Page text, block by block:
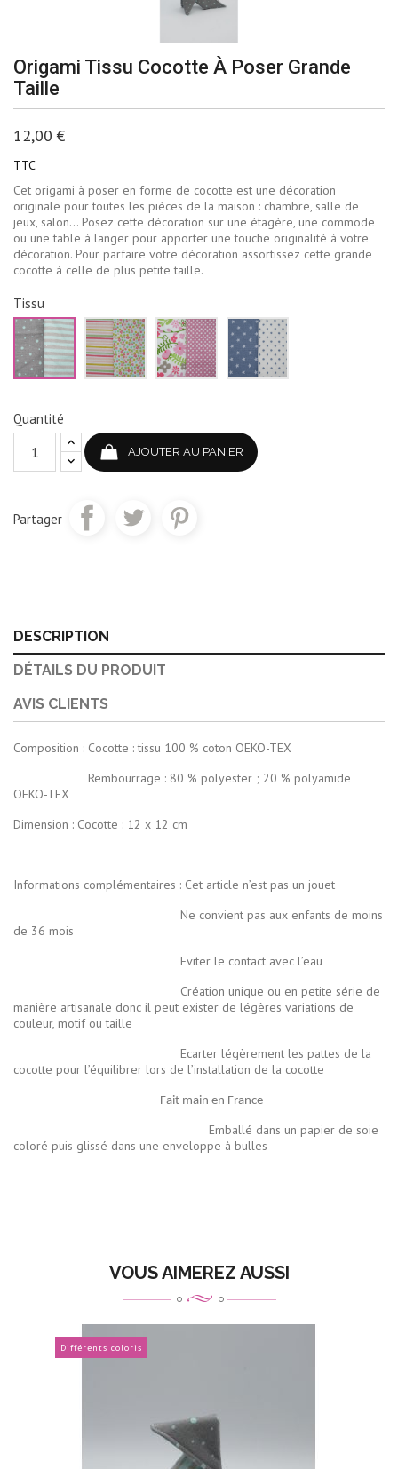
Origami Tissu Cocotte À Poser Grande
Taille
12,00 €
TTC
Cet origami à poser en forme de cocotte est une décoration
originale pour toutes les pièces de la maison : chambre, salle de
jeux, salon… Posez cette décoration sur une étagère, une commode
ou une table à langer pour apporter une touche originalité à votre
décoration. Pour parfaire votre décoration assortissez cette grande
cocotte à celle de plus petite taille.
Tissu
Vert
d'eau
et
gris
Rose
jaune
et
vert
Rose
et
vert
Bleu
jean
et
blanc
Quantité
AJOUTER AU PANIER
Partager
DESCRIPTION
DÉTAILS DU PRODUIT
AVIS CLIENTS
Composition : Cocotte : tissu 100 % coton OEKO-TEX
Rembourrage : 80 % polyester ; 20 % polyamide
OEKO-TEX
Dimension : Cocotte : 12 x 12 cm
Informations complémentaires : Cet article n’est pas un jouet
Ne convient pas aux enfants de moins
de 36 mois
Eviter le contact avec l’eau
Création unique ou en petite série de
manière artisanale donc il peut exister de légères variations de
couleur, motif ou taille
Ecarter légèrement les pattes de la
cocotte pour l’équilibrer lors de l’installation de la cocotte
Fait main en France
Emballé dans un papier de soie
coloré puis glissé dans une enveloppe à bulles
VOUS AIMEREZ AUSSI
Différents coloris